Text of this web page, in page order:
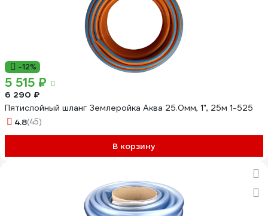
-12%
5 515 ₽
6 290 ₽
Пятислойный шланг Землеройка Аква 25.0мм, 1", 25м 1-525
4.8(45)
В корзину